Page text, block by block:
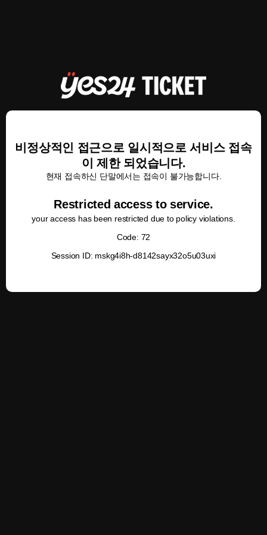
비정상적인 접근으로 일시적으로 서비스 접속
이 제한 되었습니다.
현재 접속하신 단말에서는 접속이 불가능합니다.
Restricted access to service.
your access has been restricted due to policy violations.
Code: 72
Session ID: mskg4i8h-d8142sayx32o5u03uxi